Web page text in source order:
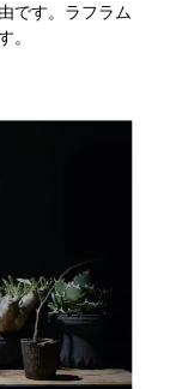
です。ラフラム
。